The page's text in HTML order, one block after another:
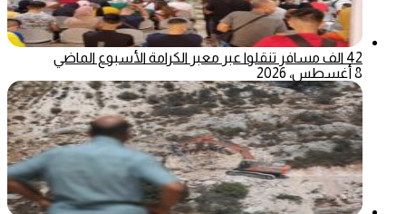
42 الف مسافر تنقلوا عبر معبر الكرامة الأسبوع الماضي
8 أغسطس، 2026